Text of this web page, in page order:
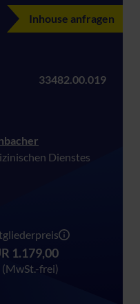
Inhouse anfragen
33482.00.019
Dienstes
1.179,00
(MwSt.-frei)